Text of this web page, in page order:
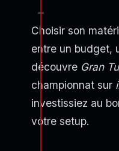
Choisir son
entre un budget,
découvre Gran
championnat sur
investissiez au
votre setup.